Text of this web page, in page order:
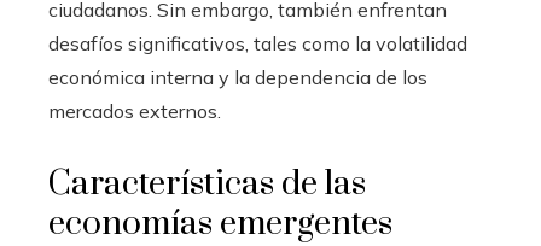
ciudadanos. Sin embargo, también enfrentan
desafíos significativos, tales como la volatilidad
económica interna y la dependencia de los
mercados externos.
Características de las
economías emergentes